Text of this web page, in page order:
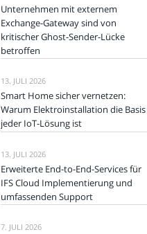
Unternehmen mit externem
Exchange-Gateway sind von
kritischer Ghost-Sender-Lücke
betroffen
13. JULI 2026
Smart Home sicher vernetzen:
Warum Elektroinstallation die Basis
jeder IoT-Lösung ist
13. JULI 2026
Erweiterte End-to-End-Services für
IFS Cloud Implementierung und
umfassenden Support
7. JULI 2026